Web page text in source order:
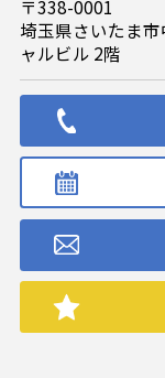
〒338-0001
埼玉県さいたま
ャルビル 2階